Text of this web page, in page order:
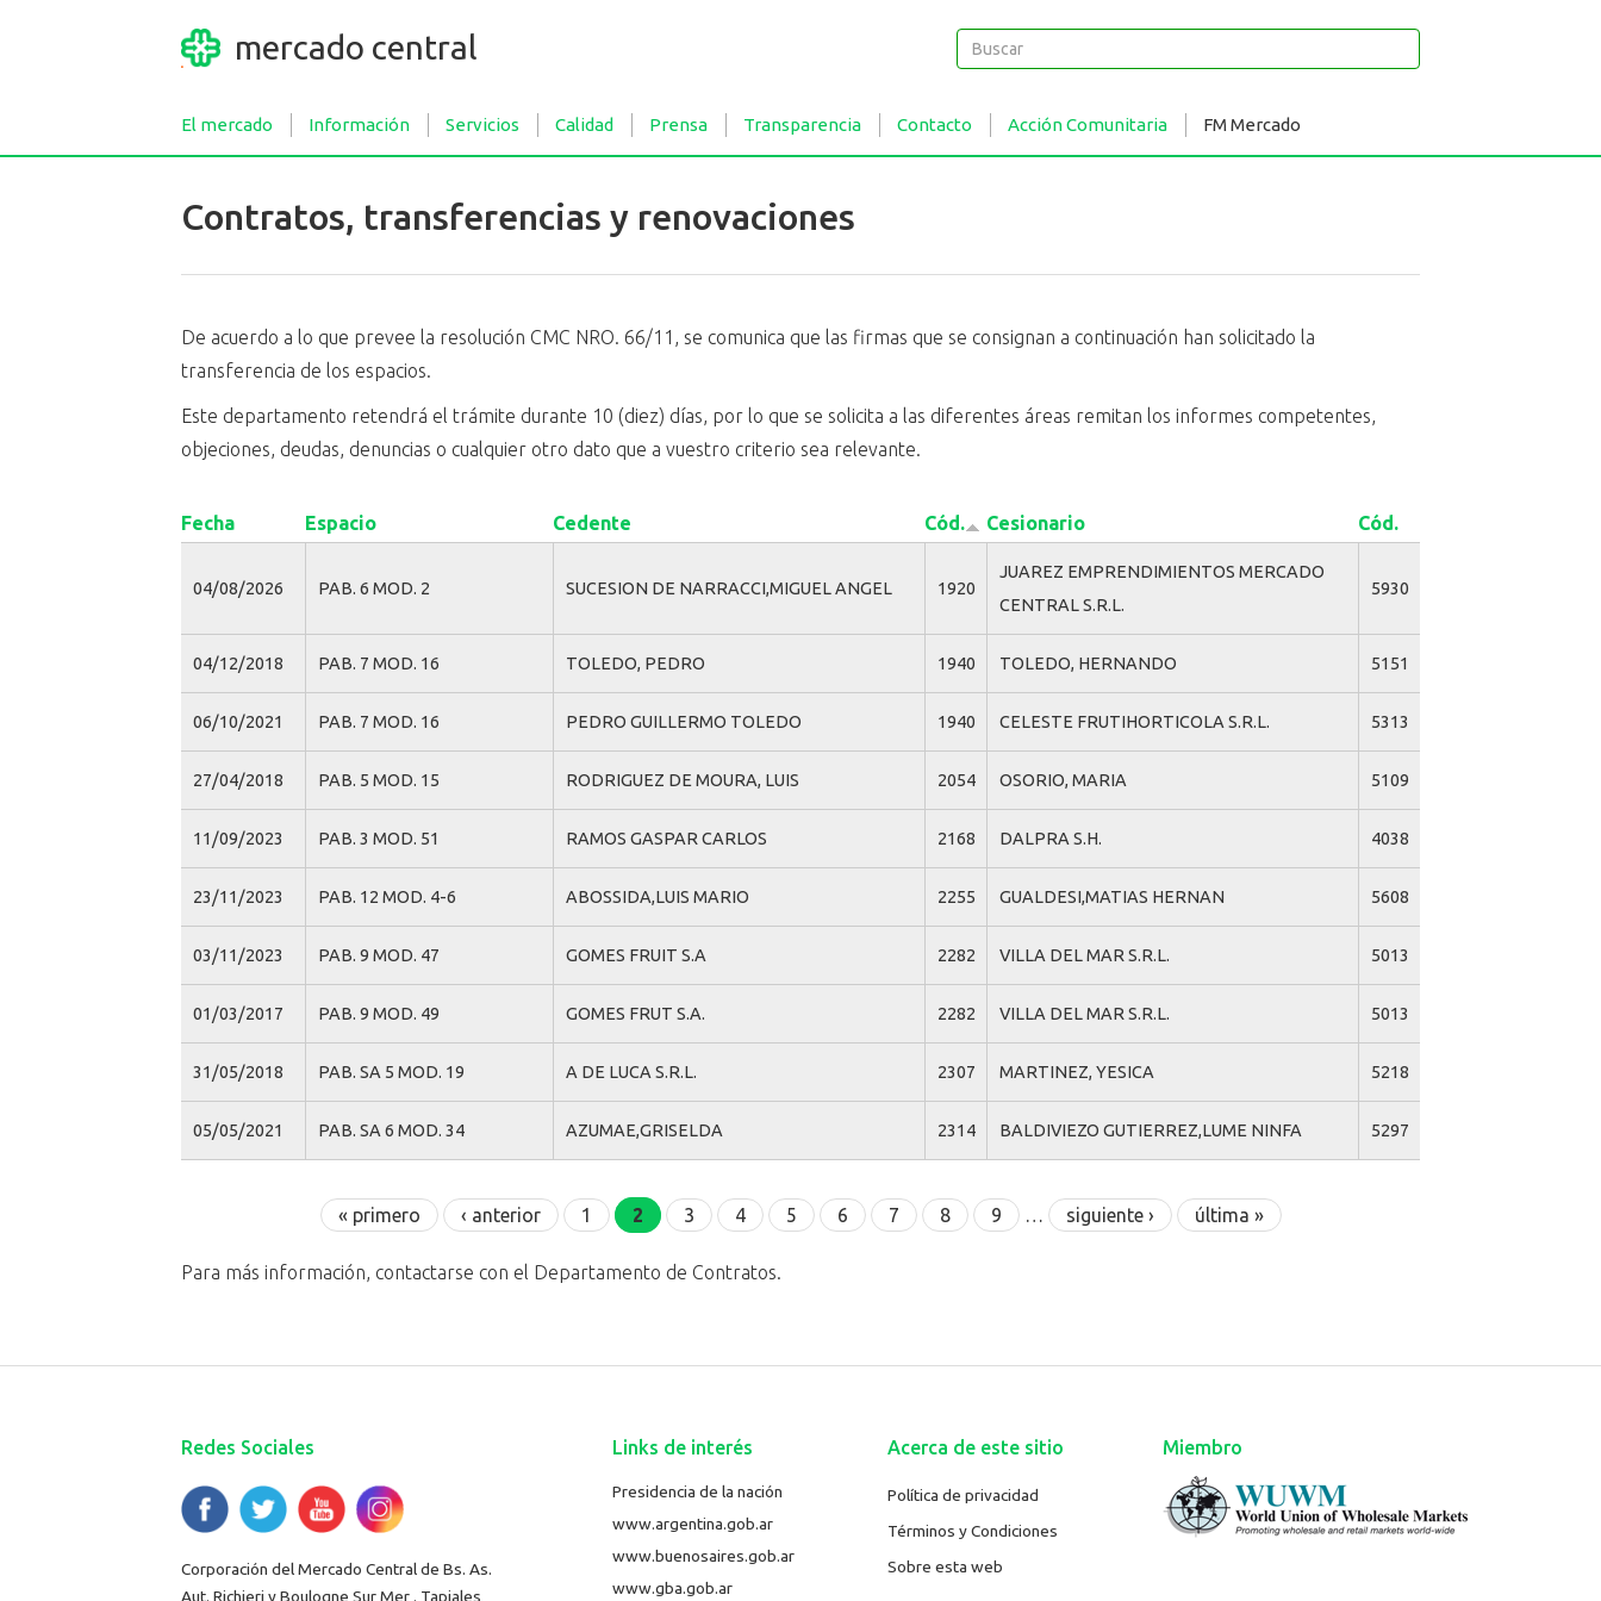
mercado central Buscar
Buscar
El mercado Información Servicios Calidad Prensa Transparencia Contacto Acción Comunitaria FM Mercado
Contratos, transferencias y renovaciones
De acuerdo a lo que prevee la resolución CMC NRO. 66/11, se comunica que las firmas que se consignan a continuación han solicitado la
transferencia de los espacios.
Este departamento retendrá el trámite durante 10 (diez) días, por lo que se solicita a las diferentes áreas remitan los informes competentes,
objeciones, deudas, denuncias o cualquier otro dato que a vuestro criterio sea relevante.
Fecha Espacio Cedente Cód. Cesionario Cód.
04/08/2026 PAB. 6 MOD. 2 SUCESION DE NARRACCI,MIGUEL ANGEL 1920
JUAREZ EMPRENDIMIENTOS MERCADO
CENTRAL S.R.L.
5930
04/12/2018 PAB. 7 MOD. 16 TOLEDO, PEDRO 1940 TOLEDO, HERNANDO 5151
06/10/2021 PAB. 7 MOD. 16 PEDRO GUILLERMO TOLEDO 1940 CELESTE FRUTIHORTICOLA S.R.L. 5313
27/04/2018 PAB. 5 MOD. 15 RODRIGUEZ DE MOURA, LUIS 2054 OSORIO, MARIA 5109
11/09/2023 PAB. 3 MOD. 51 RAMOS GASPAR CARLOS 2168 DALPRA S.H. 4038
23/11/2023 PAB. 12 MOD. 4-6 ABOSSIDA,LUIS MARIO 2255 GUALDESI,MATIAS HERNAN 5608
03/11/2023 PAB. 9 MOD. 47 GOMES FRUIT S.A 2282 VILLA DEL MAR S.R.L. 5013
01/03/2017 PAB. 9 MOD. 49 GOMES FRUT S.A. 2282 VILLA DEL MAR S.R.L. 5013
31/05/2018 PAB. SA 5 MOD. 19 A DE LUCA S.R.L. 2307 MARTINEZ, YESICA 5218
05/05/2021 PAB. SA 6 MOD. 34 AZUMAE,GRISELDA 2314 BALDIVIEZO GUTIERREZ,LUME NINFA 5297
« primero ‹ anterior 1 2 3 4 5 6 7 8 9 … siguiente › última »
Para más información, contactarse con el Departamento de Contratos.
Redes Sociales
Corporación del Mercado Central de Bs. As.
Aut. Richieri y Boulogne Sur Mer . Tapiales
Links de interés
Presidencia de la nación
www.argentina.gob.ar
www.buenosaires.gob.ar
www.gba.gob.ar
Acerca de este sitio
Política de privacidad
Términos y Condiciones
Sobre esta web
Miembro